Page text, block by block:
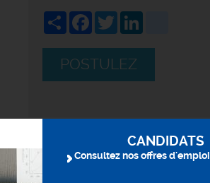
ShareFacebook
Twitter
POSTULEZ
CANDIDATS
Consultez nos offres d'emploi